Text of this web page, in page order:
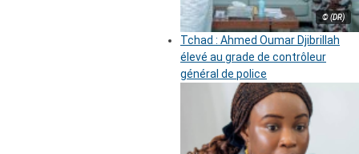
© (DR)
Tchad : Ahmed Oumar Djibrillah
élevé au grade de contrôleur
général de police